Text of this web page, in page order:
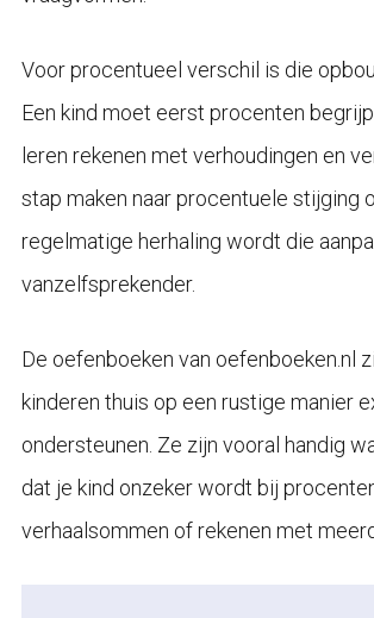
Voor procentueel verschil is die
Een kind moet eerst procenten
leren rekenen met verhoudingen en
stap maken naar procentuele stijging
regelmatige herhaling wordt die
vanzelfsprekender.
De oefenboeken van oefenboeken.nl
kinderen thuis op een rustige manier
ondersteunen. Ze zijn vooral handig
dat je kind onzeker wordt bij
verhaalsommen of rekenen met